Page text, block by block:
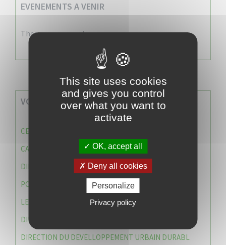
EVENEMENTS A VENIR
There are no events
VOS SERVICES MUNICIPAUX
CENTRE COMMUNAL D’ACTION SOCIALE (C.C.A.S)
CAISSE DES ÉCOLES
DIRECTION DES SERVICES TECHNIQUES
POLICE MUNICIPALE
LE CABINET DU MAIRE
DIRECTION DES RESSOURCES ET MOYENS
DIRECTION DU DEVELLOPPEMENT URBAIN DURABL
This site uses cookies
and gives you control
over what you want to
activate
OK, accept all
Deny all cookies
Personalize
Privacy policy